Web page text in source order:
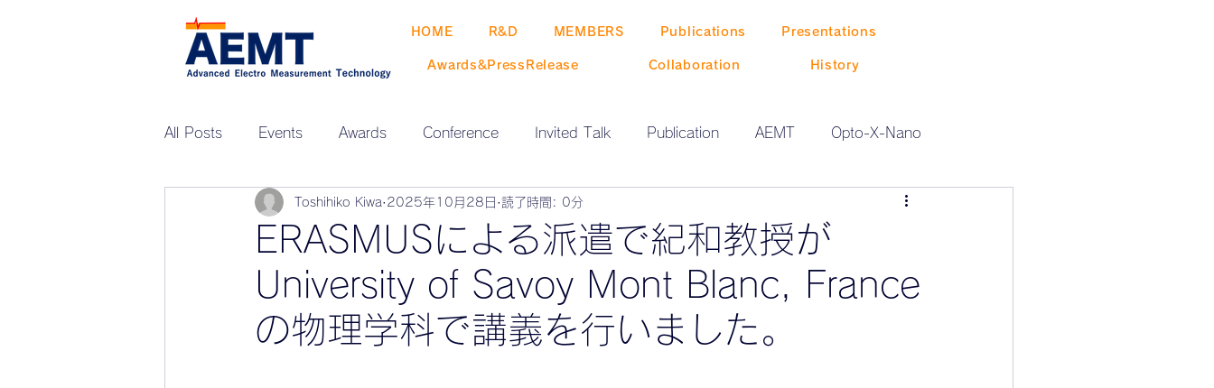
HOME R&D MEMBERS Publications Presentations
Awards&PressRelease Collaboration History
All Posts Events Awards Conference Invited Talk Publication AEMT Opto-X-Nano
Upcoming Events ZEN-GO NEWS ZEN-GO EVENT
ERASMUSによる派遣で紀和教授が
University of Savoy Mont Blanc, France
の物理学科で講義を行いました。
Toshihiko Kiwa 2025年10月28日 読了時間: 0分